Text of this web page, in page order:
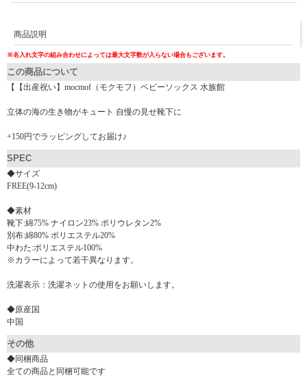
商品説明
※名入れ文字の組み合わせによっては最大文字数が入らない場合もございます。
この商品について
【【出産祝い】mocmof（モクモフ）ベビーソックス 水族館
立体の海の生き物がキュート 自慢の見せ靴下に
+150円でラッピングしてお届け♪
SPEC
◆サイズ
FREE(9-12cm)
◆素材
靴下:綿75% ナイロン23% ポリウレタン2%
別布:綿80% ポリエステル20%
中わた:ポリエステル100%
※カラーによって若干異なります。
洗濯表示：洗濯ネットの使用をお願いします。
◆原産国
中国
その他
◆同梱商品
全ての商品と同梱可能です